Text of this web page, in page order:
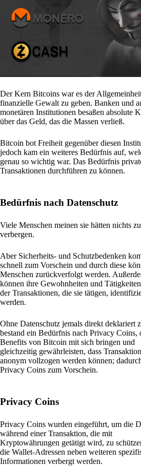
Der Kern Bitcoins war es der
finanzielle Gewalt zu geben. Banken und
monetären Institutionen besaßen absolute
über das Geld, das die Massen verließ.
Bitcoin bot Freiheit gegenüber diesen
jedoch kam ein weiteres Bedürfnis auf,
genau so wichtig war. Das Bedürfnis
Transaktionen durchführen zu können.
Bedürfnis nach Datenschutz
Viele Menschen meinen sie hätten nichts zu
verbergen.
Aber Sicherheits- und Schutzbedenken
schnell zum Vorschein und durch diese
Menschen zurückverfolgt werden.
können ihre Gewohnheiten und
der Transaktionen, die sie tätigen,
werden.
Ohne Datenschutz jemals direkt deklariert
bestand ein Bedürfnis nach Privacy Coins,
Benefits von Bitcoin mit sich bringen und
gleichzeitig gewährleisten, dass
anonym vollzogen werden können;
Privacy Coins zum Vorschein.
Privacy Coins
Privacy Coins wurden eingeführt, um die
während einer Transaktion, die mit
Kryptowährungen getätigt wird, zu
die Wallet-Adressen neben weiteren
Informationen verbergt werden.